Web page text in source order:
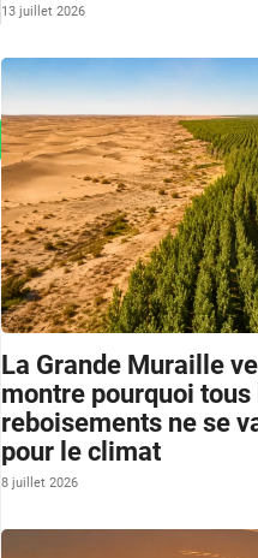
13 juillet 2026
La Grande Muraille
montre pourquoi tous
reboisements ne se
pour le climat
8 juillet 2026